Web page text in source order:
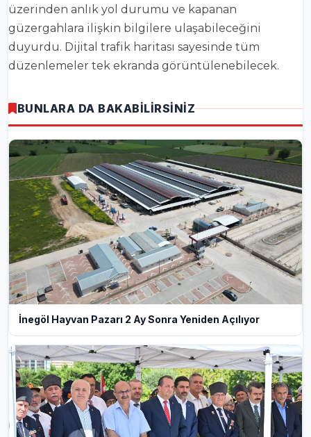
üzerinden anlık yol durumu ve kapanan
güzergahlara ilişkin bilgilere ulaşabileceğini
duyurdu. Dijital trafik haritası sayesinde tüm
düzenlemeler tek ekranda görüntülenebilecek.
BUNLARA DA BAKABİLİRSİNİZ
İnegöl Hayvan Pazarı 2 Ay Sonra Yeniden Açılıyor